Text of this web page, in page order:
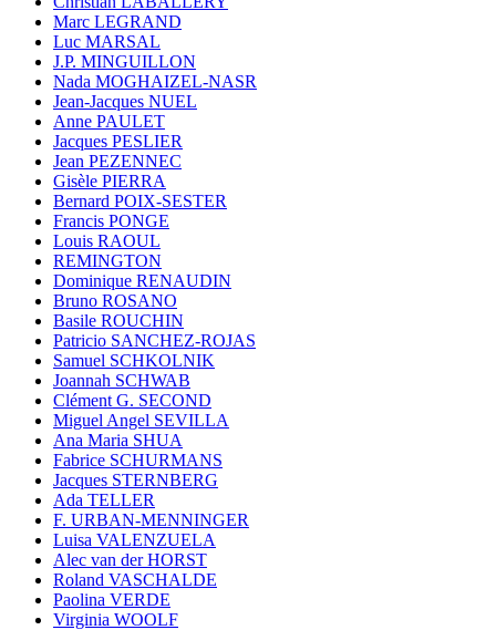
Marc LEGRAND
Luc MARSAL
J.P. MINGUILLON
Nada MOGHAIZEL-NASR
Jean-Jacques NUEL
Anne PAULET
Jacques PESLIER
Jean PEZENNEC
Gisèle PIERRA
Bernard POIX-SESTER
Francis PONGE
Louis RAOUL
REMINGTON
Dominique RENAUDIN
Bruno ROSANO
Basile ROUCHIN
Patricio SANCHEZ-ROJAS
Samuel SCHKOLNIK
Joannah SCHWAB
Clément G. SECOND
Miguel Angel SEVILLA
Ana Maria SHUA
Fabrice SCHURMANS
Jacques STERNBERG
Ada TELLER
F. URBAN-MENNINGER
Luisa VALENZUELA
Alec van der HORST
Roland VASCHALDE
Paolina VERDE
Virginia WOOLF